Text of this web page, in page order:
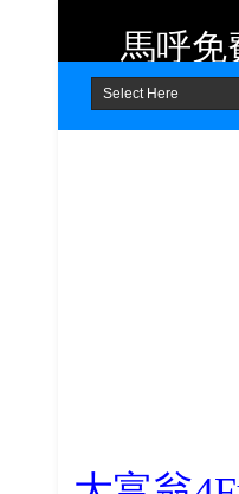
Home About
馬呼免
提供 Android、
程式及 Windows